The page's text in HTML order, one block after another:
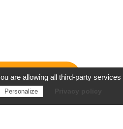
OFFRES &
BON
CADEAU
ÉCRIVEZ-
are allowing all third-party services
Personalize